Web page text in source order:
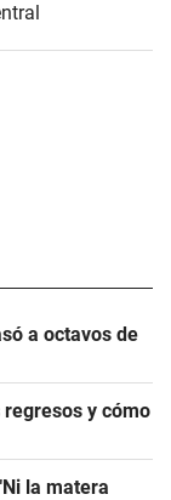
a octavos de
y cómo
la matera